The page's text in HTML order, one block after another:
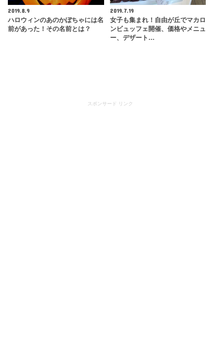
2019.8.9
ハロウィンのあのかぼちゃには名
前があった！その名前とは？
2019.7.19
女子も集まれ！自由が丘でマカロ
ンビュッフェ開催、価格やメニュ
ー、デザート…
スポンサード リンク